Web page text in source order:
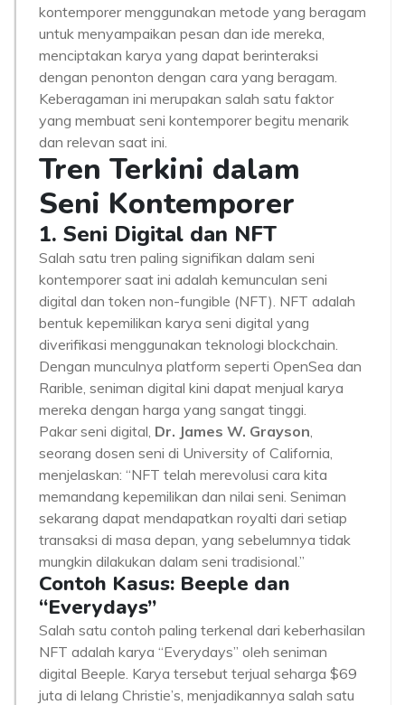
kontemporer menggunakan metode yang beragam
untuk menyampaikan pesan dan ide mereka,
menciptakan karya yang dapat berinteraksi
dengan penonton dengan cara yang beragam.
Keberagaman ini merupakan salah satu faktor
yang membuat seni kontemporer begitu menarik
dan relevan saat ini.
Tren Terkini dalam
Seni Kontemporer
1. Seni Digital dan NFT
Salah satu tren paling signifikan dalam seni
kontemporer saat ini adalah kemunculan seni
digital dan token non-fungible (NFT). NFT adalah
bentuk kepemilikan karya seni digital yang
diverifikasi menggunakan teknologi blockchain.
Dengan munculnya platform seperti OpenSea dan
Rarible, seniman digital kini dapat menjual karya
mereka dengan harga yang sangat tinggi.
Pakar seni digital, Dr. James W. Grayson,
seorang dosen seni di University of California,
menjelaskan: “NFT telah merevolusi cara kita
memandang kepemilikan dan nilai seni. Seniman
sekarang dapat mendapatkan royalti dari setiap
transaksi di masa depan, yang sebelumnya tidak
mungkin dilakukan dalam seni tradisional.”
Contoh Kasus: Beeple dan
“Everydays”
Salah satu contoh paling terkenal dari keberhasilan
NFT adalah karya “Everydays” oleh seniman
digital Beeple. Karya tersebut terjual seharga $69
juta di lelang Christie’s, menjadikannya salah satu